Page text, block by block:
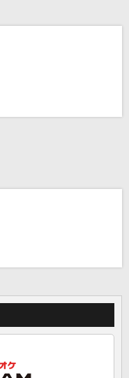
など
ック！
う！
習にも！